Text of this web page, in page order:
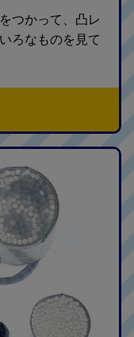
つかって、凸レ
ろなものを見て